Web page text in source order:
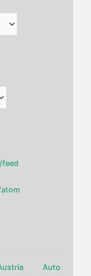
feed
Auto